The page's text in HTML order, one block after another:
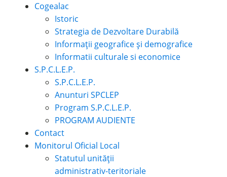
Cogealac
Istoric
Strategia de Dezvoltare Durabilă
Informații geografice și demografice
Informatii culturale si economice
S.P.C.L.E.P.
S.P.C.L.E.P.
Anunturi SPCLEP
Program S.P.C.L.E.P.
PROGRAM AUDIENTE
Contact
Monitorul Oficial Local
Statutul unității
administrativ-teritoriale